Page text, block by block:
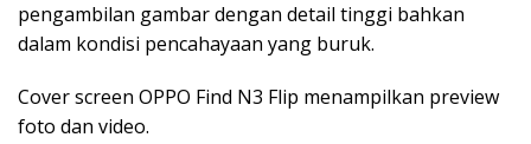
pengambilan gambar dengan detail tinggi bahkan
dalam kondisi pencahayaan yang buruk.
Cover screen OPPO Find N3 Flip menampilkan preview
foto dan video.